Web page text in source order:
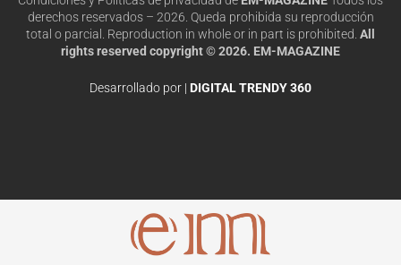
derechos reservados – 2026. Queda prohibida su reproducción
total o parcial. Reproduction in whole or in part is prohibited. All
rights reserved copyright © 2026. EM-MAGAZINE
Desarrollado por | DIGITAL TRENDY 360